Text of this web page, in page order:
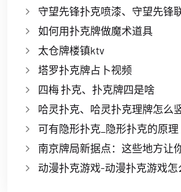
守望先锋扑克喷漆、守望先锋
如何用扑克牌做魔术道具
太仓牌楼镇ktv
塔罗扑克牌占卜视频
四梅 扑克、扑克牌四是啥
哈灵扑克、哈灵扑克理牌怎么
可有隐形扑克_隐形扑克的原理
南京牌局新据点：这些地方让
动漫扑克游戏-动漫扑克游戏怎